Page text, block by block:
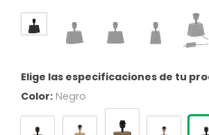
Elige las especificaciones de tu
Color: Negro